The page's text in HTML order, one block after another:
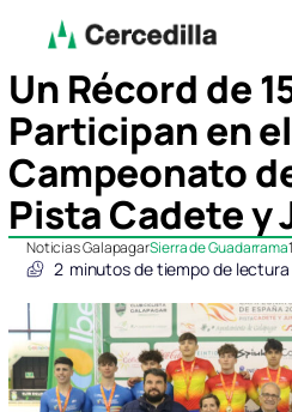
Un Récord de
Participan en el
Campeonato
Pista Cadete y
Noticias GalapagarSierra de Guadarrama
2 minutos de tiempo de lectura